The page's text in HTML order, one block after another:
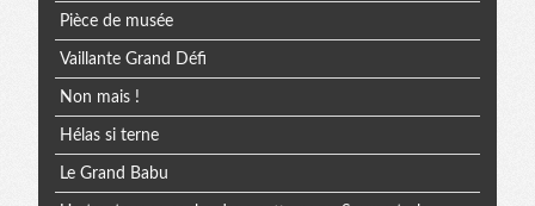
Pièce de musée
Vaillante Grand Défi
Non mais !
Hélas si terne
Le Grand Babu